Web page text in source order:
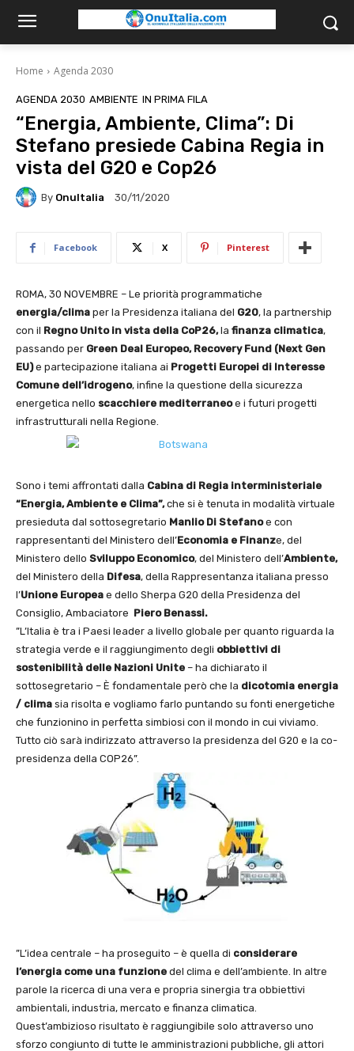
Home Agenda 2030
AGENDA 2030 AMBIENTE IN PRIMA FILA
“Energia, Ambiente, Clima”: Di
Stefano presiede Cabina Regia in
vista del G20 e Cop26
By OnuItalia 30/11/2020
Facebook X Pinterest
ROMA, 30 NOVEMBRE – Le priorità programmatiche
energia/clima per la Presidenza italiana del G20, la partnership
con il Regno Unito in vista della CoP26,la finanza climatica,
passando per Green Deal Europeo, Recovery Fund (Next Gen
EU)e partecipazione italiana ai Progetti Europei di Interesse
Comune dell’idrogeno, infine la questione della sicurezza
energetica nello scacchiere mediterraneoe i futuri progetti
infrastrutturali nella Regione.
Sono i temi affrontati dalla Cabina di Regia interministeriale
“Energia, Ambiente e Clima”,che si è tenuta in modalità virtuale
presieduta dal sottosegretario Manlio Di Stefanoe con
rappresentanti del Ministero dell’Economia e Finanze, del
Ministero dello Sviluppo Economico, del Ministero dell’Ambiente,
del Ministero della Difesa, della Rappresentanza italiana presso
l’Unione Europea e dello Sherpa G20 della Presidenza del
Consiglio, Ambaciatore Piero Benassi.
”L’Italia è tra i Paesi leader a livello globale per quanto riguarda la
strategia verde e il raggiungimento degli obbiettivi di
sostenibilità delle Nazioni Unite – ha dichiarato il
sottosegretario – È fondamentale però che la dicotomia energia
/ clima sia risolta e vogliamo farlo puntando su fonti energetiche
che funzionino in perfetta simbiosi con il mondo in cui viviamo.
Tutto ciò sarà indirizzato attraverso la presidenza del G20 e la co-
presidenza della COP26”.
”L’idea centrale – ha proseguito – è quella di considerare
l’energia come una funzione del clima e dell’ambiente. In altre
parole la ricerca di una vera e propria sinergia tra obbiettivi
ambientali, industria, mercato e finanza climatica.
Quest’ambizioso risultato è raggiungibile solo attraverso uno
sforzo congiunto di tutte le amministrazioni pubbliche, gli attori